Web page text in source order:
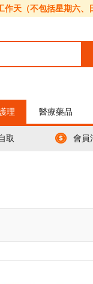
天（不包括星期六、
理 醫療藥品
取 會員